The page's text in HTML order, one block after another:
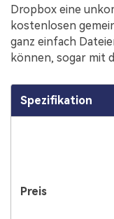
Dropbox eine
kostenlosen
ganz einfach
können, sogar mit
Spezifikation
Preis